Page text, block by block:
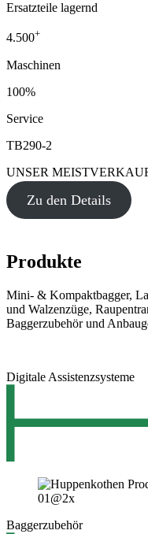
Ersatzteile lagernd
4.500+
Maschinen
100%
Service
TB290-2
UNSER
Zu den Details
Produkte
Mini- & Kompaktbagger,
und Walzenzüge,
Baggerzubehör und
Digitale Assistenzsysteme
Baggerzubehör